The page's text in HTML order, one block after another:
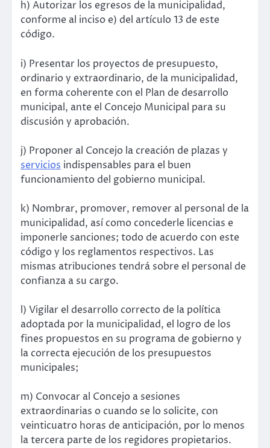
h) Autorizar los egresos de la municipalidad,
conforme al inciso e) del artículo 13 de este
código.
i) Presentar los proyectos de presupuesto,
ordinario y extraordinario, de la municipalidad,
en forma coherente con el Plan de desarrollo
municipal, ante el Concejo Municipal para su
discusión y aprobación.
j) Proponer al Concejo la creación de plazas y
servicios indispensables para el buen
funcionamiento del gobierno municipal.
k) Nombrar, promover, remover al personal de la
municipalidad, así como concederle licencias e
imponerle sanciones; todo de acuerdo con este
código y los reglamentos respectivos. Las
mismas atribuciones tendrá sobre el personal de
confianza a su cargo.
l) Vigilar el desarrollo correcto de la política
adoptada por la municipalidad, el logro de los
fines propuestos en su programa de gobierno y
la correcta ejecución de los presupuestos
municipales;
m) Convocar al Concejo a sesiones
extraordinarias o cuando se lo solicite, con
veinticuatro horas de anticipación, por lo menos
la tercera parte de los regidores propietarios.